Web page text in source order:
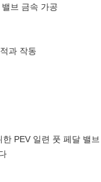
브 금속 가공
과 작동
PEV 일련 풋 페달 밸